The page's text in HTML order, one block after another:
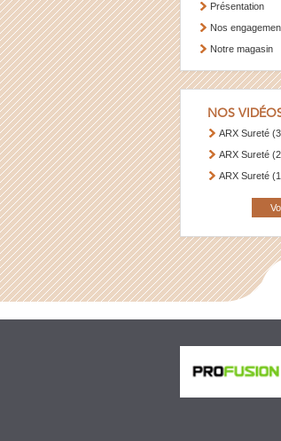
Présentation
Nos
Notre magasin
NOS
ARX Sureté
ARX Sureté
ARX Sureté